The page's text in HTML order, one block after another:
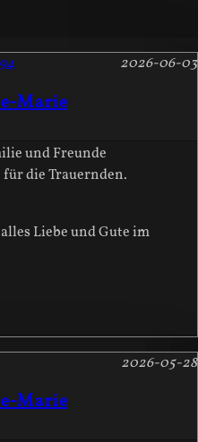
Marie
2026-06-03
und Freunde
die Trauernden.
Liebe und Gute im
Marie
2026-05-28